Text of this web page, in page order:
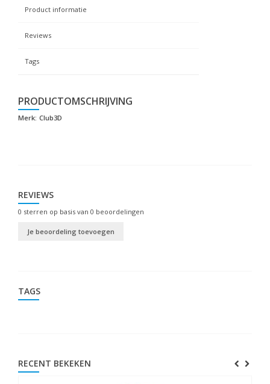
Product informatie
Reviews
Tags
PRODUCTOMSCHRIJVING
Merk: Club3D
REVIEWS
0 sterren op basis van 0 beoordelingen
Je beoordeling toevoegen
TAGS
RECENT BEKEKEN